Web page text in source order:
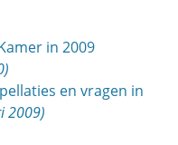
in 2009
en vragen in
2009)